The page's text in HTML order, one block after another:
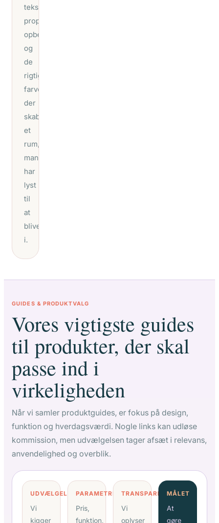
teksturer,
proportioner,
opbevaring
og
de
rigtige
farvevalg,
der
skaber
et
rum,
man
har
lyst
til
at
blive
i.
GUIDES & PRODUKTVALG
Vores vigtigste guides
til produkter, der skal
passe ind i
virkeligheden
Når vi samler produktguides, er fokus på design,
funktion og hverdagsværdi. Nogle links kan udløse
kommission, men udvælgelsen tager afsæt i relevans,
anvendelighed og overblik.
UDVÆLGELSE
Vi
kigger
PARAMETRE
Pris,
funktion,
TRANSPARENS
Vi
oplyser
MÅLET
At
gøre